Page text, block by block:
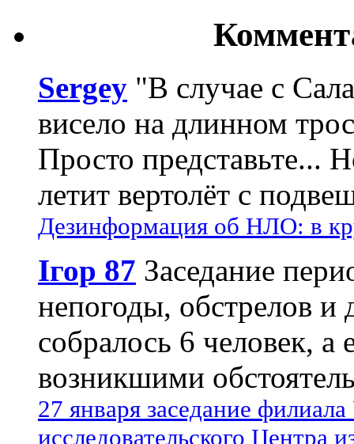
Sergey "В случае с
висело на длинном
Просто представьте...
летит вертолёт с
Дезинформация об НЛО: в
Ігор 87 Заседание
непогоды, обстрелов и
собралось 6 человек, а
возникшими
27 января заседание
исследовательского Центра